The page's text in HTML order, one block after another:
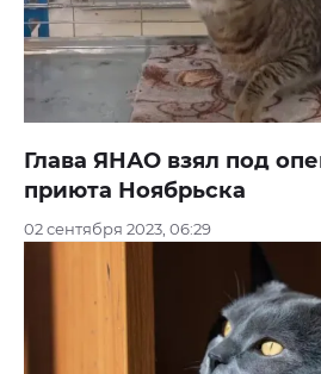
Глава ЯНАО взял под
приюта Ноябрьска
02 сентября 2023, 06:29